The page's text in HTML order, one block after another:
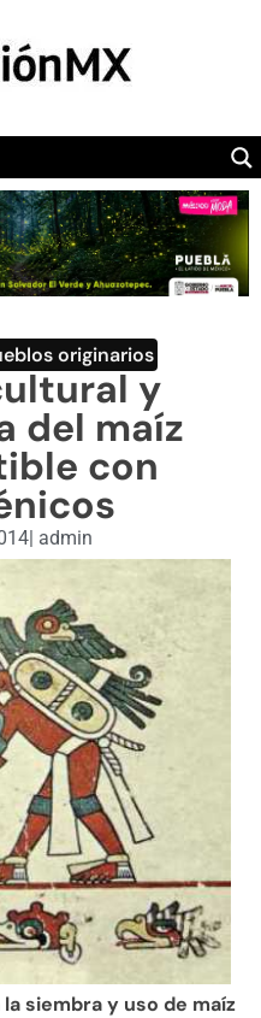
originarios
y
del maíz
con
| admin
siembra y uso de maíz